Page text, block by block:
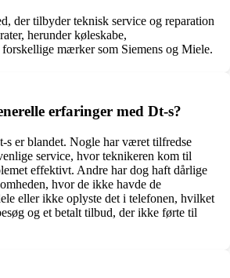
der tilbyder teknisk service og reparation
herunder køleskabe,
mærker som Siemens og Miele.
erfaringer med Dt-s?
s er blandet. Nogle har været tilfredse
service, hvor teknikeren kom til
effektivt. Andre har dog haft dårlige
hvor de ikke havde de
eller ikke oplyste det i telefonen, hvilket
og et betalt tilbud, der ikke førte til